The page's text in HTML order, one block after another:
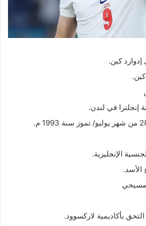
إدوارد كين.
إنجلترا في لندن.
الإنجليزية.
الأسد.
مسيحي
بأكاديمية لاركسوود.